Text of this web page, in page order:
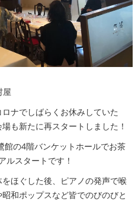
屋
ナでしばらくお休みしていた
も新たに再スタートしました！
館の4階バンケットホールでお茶
ルスタートです！
ほぐした後、ピアノの発声で喉
和ポップスなど皆でのびのびと